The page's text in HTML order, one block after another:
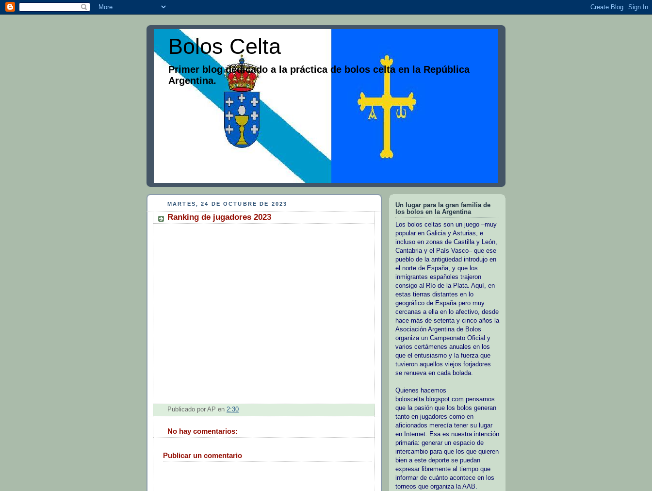
Bolos Celta
Primer blog dedicado a la práctica de bolos celta en la República
Argentina.
MARTES, 24 DE OCTUBRE DE 2023
Ranking de jugadores 2023
Publicado por AP en 2:30
No hay comentarios:
Publicar un comentario
Un lugar para la gran familia de
los bolos en la Argentina
Los bolos celtas son un juego –muy
popular en Galicia y Asturias, e
incluso en zonas de Castilla y León,
Cantabria y el País Vasco– que ese
pueblo de la antigüedad introdujo en
el norte de España, y que los
inmigrantes españoles trajeron
consigo al Río de la Plata. Aquí, en
estas tierras distantes en lo
geográfico de España pero muy
cercanas a ella en lo afectivo, desde
hace más de setenta y cinco años la
Asociación Argentina de Bolos
organiza un Campeonato Oficial y
varios certámenes anuales en los
que el entusiasmo y la fuerza que
tuvieron aquellos viejos forjadores
se renueva en cada bolada.
Quienes hacemos
boloscelta.blogspot.com pensamos
que la pasión que los bolos generan
tanto en jugadores como en
aficionados merecía tener su lugar
en Internet. Esa es nuestra intención
primaria: generar un espacio de
intercambio para que los que quieren
bien a este deporte se puedan
expresar libremente al tiempo que
informar de cuánto acontece en los
torneos que organiza la AAB.